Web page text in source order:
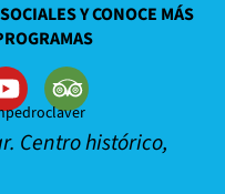
Y CONOCE MÁS
Centro histórico,